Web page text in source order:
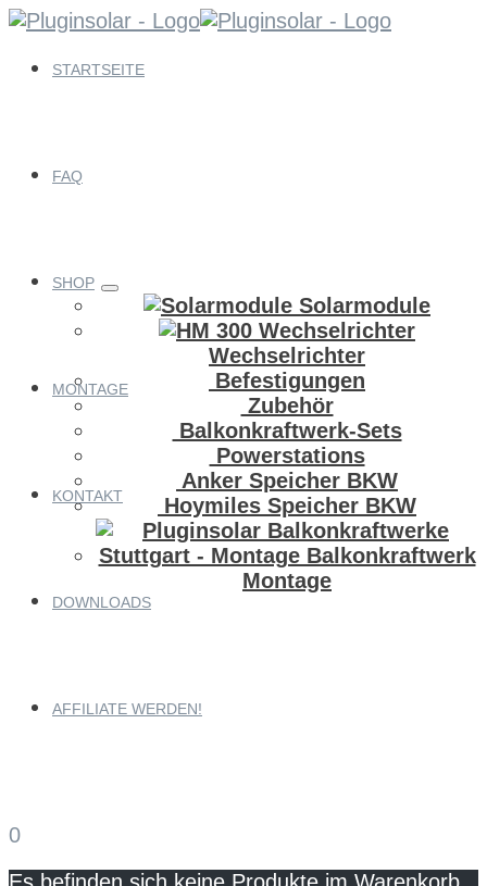
Springe
InhaltSTARTSEITE
FAQ
SHOP
Solarmodule
Wechselrichter
Befestigungen
Zubehör
Balkonkraftwerk-Sets
Powerstations
Anker Speicher BKW
Hoymiles Speicher BKW
Montage
MONTAGE
KONTAKT
DOWNLOADS
AFFILIATE WERDEN!
0